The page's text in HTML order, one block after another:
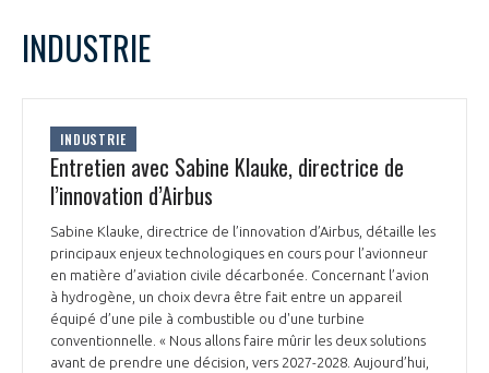
PRÉSENTATION
NOTRE VISION
NOS MISSIONS
NOTRE HISTOIRE
ORGANISATION
LE CONSEIL DU GIFAS
L’ÉQUIPE DU GIFAS
NOS RÉSEAUX À L'INTERNATIONAL
FONCTIONNEMENT
GEADS
ACCOMPAGNEMENT DE NOS ADHÉRENTS
L
1 2 3
4
13 14
20 22
INDUSTRIE
INDUSTRIE
Entretien avec Sabine Klauke, directrice de
l’innovation d’Airbus
Sabine Klauke, directrice de l’innovation d’Airbus, détaille les
principaux enjeux technologiques en cours pour l’avionneur
en matière d’aviation civile décarbonée. Concernant l’avion
à hydrogène, un choix devra être fait entre un appareil
équipé d’une pile à combustible ou d'une turbine
conventionnelle. « Nous allons faire mûrir les deux solutions
avant de prendre une décision, vers 2027-2028. Aujourd’hui,
Rejoignez une filière d’excellence et développez